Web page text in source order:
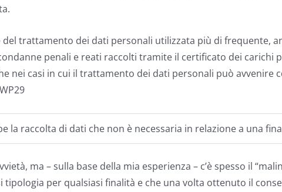
del trattamento dei dati personali utilizzata più di frequente,
penali e reati raccolti tramite il certificato dei
nei casi in cui il trattamento dei dati personali può avvenire
la raccolta di dati che non è necessaria in relazione a una
ma – sulla base della mia esperienza – c’è spesso il
tipologia per qualsiasi finalità e che una volta ottenuto il